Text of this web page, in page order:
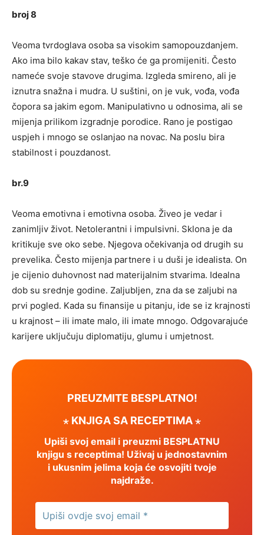
broj 8
Veoma tvrdoglava osoba sa visokim samopouzdanjem.
Ako ima bilo kakav stav, teško će ga promijeniti. Često
nameće svoje stavove drugima. Izgleda smireno, ali je
iznutra snažna i mudra. U suštini, on je vuk, vođa, vođa
čopora sa jakim egom. Manipulativno u odnosima, ali se
mijenja prilikom izgradnje porodice. Rano je postigao
uspjeh i mnogo se oslanjao na novac. Na poslu bira
stabilnost i pouzdanost.
br.9
Veoma emotivna i emotivna osoba. Živeo je vedar i
zanimljiv život. Netolerantni i impulsivni. Sklona je da
kritikuje sve oko sebe. Njegova očekivanja od drugih su
prevelika. Često mijenja partnere i u duši je idealista. On
je cijenio duhovnost nad materijalnim stvarima. Idealna
dob su srednje godine. Zaljubljen, zna da se zaljubi na
prvi pogled. Kada su finansije u pitanju, ide se iz krajnosti
u krajnost – ili imate malo, ili imate mnogo. Odgovarajuće
karijere uključuju diplomatiju, glumu i umjetnost.
PREUZMITE BESPLATNO!
⋆ KNJIGA SA RECEPTIMA ⋆
Upiši svoj email i preuzmi BESPLATNU
knjigu s receptima! Uživaj u jednostavnim
i ukusnim jelima koja će osvojiti tvoje
najdraže.